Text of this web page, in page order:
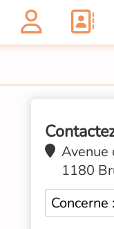
Avenue
1180